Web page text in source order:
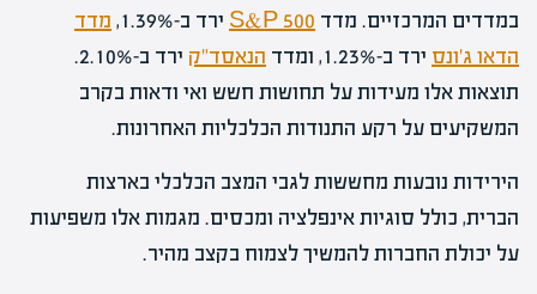
במדדים המרכזיים. מדד S&P 500 ירד ב-1.39%,
מדד
הדאו ג'ונס ירד ב-1.23%, ומדד הנאסד"ק
ירד ב-2.10%.
תוצאות אלו מעידות על תחושות חשש ואי ודאות בקרב
המשקיעים על רקע התנודות הכלכליות האחרונות.
הירידות נובעות מחששות לגבי המצב הכלכלי בארצות
הברית, כולל סוגיות אינפלציה ומכסים. מגמות אלו משפיעות
על יכולת החברות להמשיך לצמוח בקצב מהיר.